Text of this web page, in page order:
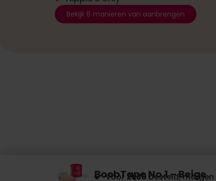
Bekijk 6 manieren van aanbrengen
BoobTape No.1 – Beige
Voor 21:30 besteld, morgen